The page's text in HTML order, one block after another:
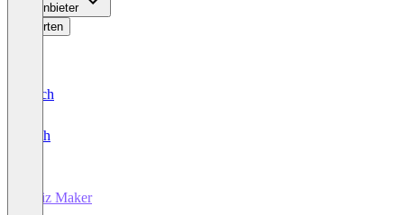
Für Anbieter
Bewerten
Deutsch
English
Quiz Maker